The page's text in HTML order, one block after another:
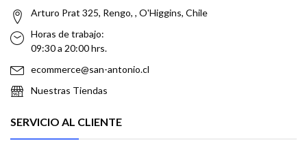
Arturo Prat 325, Rengo, , O'Higgins, Chile
Horas de trabajo:
09:30 a 20:00 hrs.
ecommerce@san-antonio.cl
Nuestras Tiendas
SERVICIO AL CLIENTE